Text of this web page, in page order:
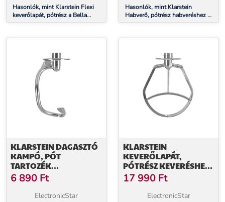
Hasonlók, mint Klarstein Flexi
keverőlapát, pótrész a Bella
Pico 2G/Bella Robusta
Hasonlók, mint Klarstein
Habverő, pótrész habveréshez a
Bella Pico 2G/Bella Robusta
KLARSTEIN DAGASZTÓ
KAMPÓ, PÓT
TARTOZÉK
DAGASZTÁSHOZ A
BELLA PICO 2G/BELLA
ROBUSTA
6 890 Ft
ElectronicStar
KLARSTEIN
KEVERŐLAPÁT,
PÓTRÉSZ KEVERÉSHEZ
A BELLA PICO 2G/BELLA
ROBUSTA
ROBOTGÉPHEZ,
17 990 Ft
ElectronicStar